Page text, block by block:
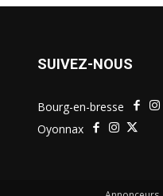
SUIVEZ-NOUS
Bourg-en-bresse
Oyonnax